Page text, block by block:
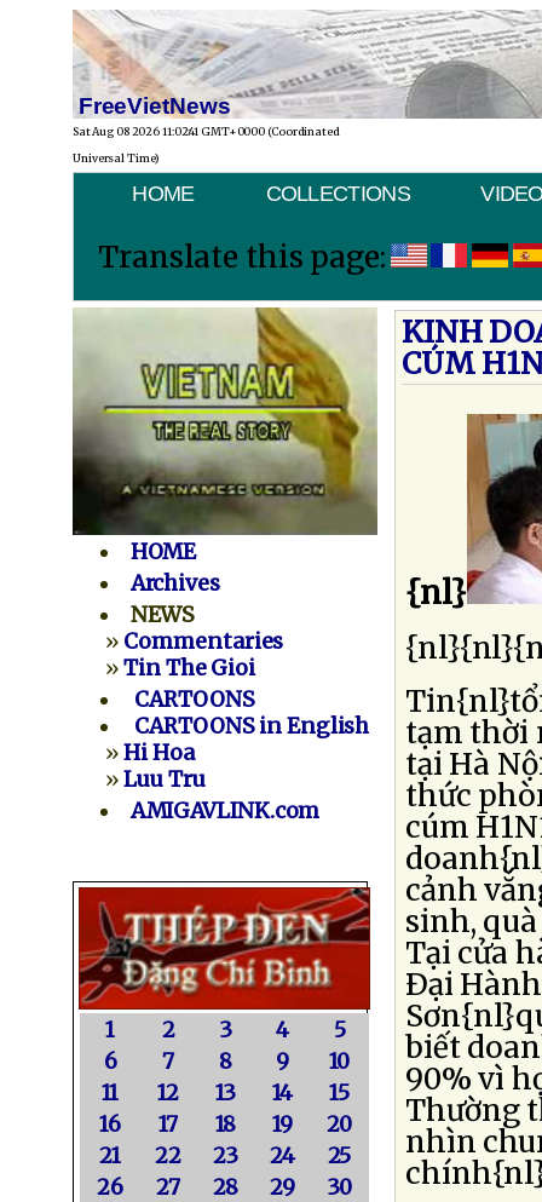
FreeVietNews
Sat Aug 08 2026 11:02:41 GMT+0000 (Coordinated
Universal Time)
HOME COLLECTIONS
Translate this page:
HOME
Archives
NEWS
» Commentaries
»Tin The Gioi
CARTOONS
CARTOONS in English
»Hi Hoa
»Luu Tru
AMIGAVLINK.com
1 2 3 4
5
6
7 8 9
10
11
12 13 14
15
16
17 18 19
20
21
22 23 24
25
26
27 28 29
30
KINH
CÚM
{nl}
tạm thời
tại Hà
thức
cúm
cảnh
sinh,
Tại cửa
Ðại
biết
90% vì
Thường
nhìn